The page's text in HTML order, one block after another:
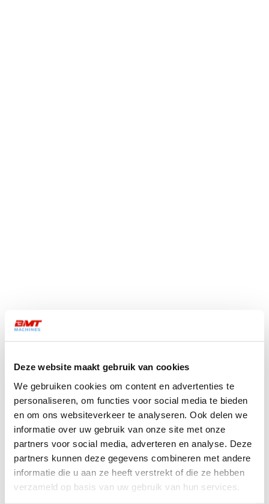
Deze website maakt gebruik van cookies
We gebruiken cookies om content en advertenties te
personaliseren, om functies voor social media te bieden
en om ons websiteverkeer te analyseren. Ook delen we
informatie over uw gebruik van onze site met onze
partners voor social media, adverteren en analyse. Deze
partners kunnen deze gegevens combineren met andere
informatie die u aan ze heeft verstrekt of die ze hebben
verzameld op basis van uw gebruik van hun services.
Dit is wat klanten zeggen
Over BMT Machine Tools
Haal je een BMT-machine in huis? Dan krijg je
gegarandeerd waar voor je geld. Als specialist in
fijnmechanische producten leggen we onze klanten